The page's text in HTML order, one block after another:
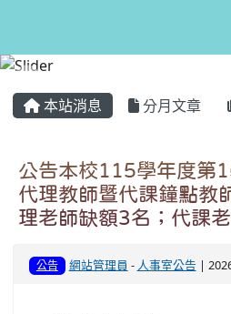
本站消息 分月文章
公告本校115學年度第
代理教師暨代課鐘點教
理老師缺額3名；代課
公告 網站管理員 - 人事室公告 |